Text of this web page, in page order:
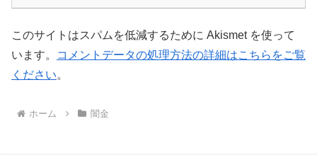
このサイトはスパムを低減するために Akismet を使って
います。
コメントデータの処理方法の詳細はこちらをご覧
ください。
ホーム 闇金